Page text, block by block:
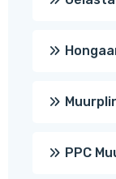
PPC